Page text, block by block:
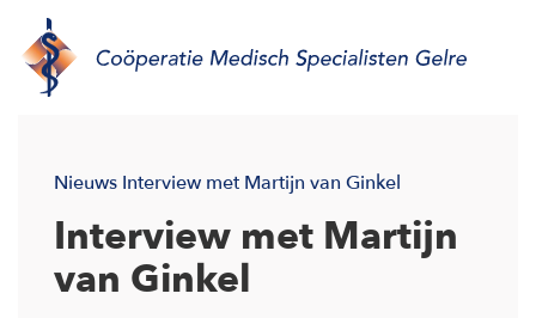
Nieuws Interview met Martijn van Ginkel
Interview met Martijn
van Ginkel